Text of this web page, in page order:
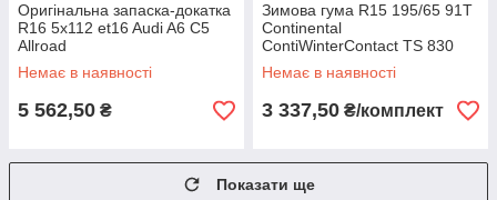
Оригінальна запаска-докатка
R16 5x112 et16 Audi A6 C5
Allroad
Немає в наявності
5 562,50 ₴
Зимова гума R15 195/65 91T
Continental
ContiWinterContact TS 830
Немає в наявності
3 337,50 ₴/комплект
Показати ще